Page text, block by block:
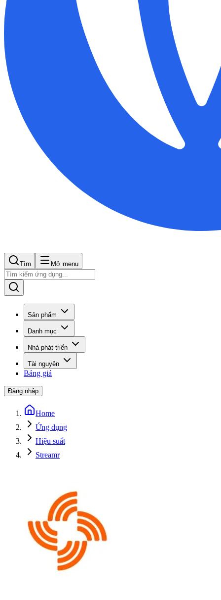
Tìm Mở menu
Sản phẩm
Danh mục
Nhà phát triển
Tài nguyên
Bảng giá
Đăng nhập
Home
Ứng dụng
Hiệu suất
Streamr